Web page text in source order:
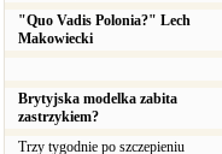
"Quo Vadis Polonia?" Lech
Makowiecki
Brytyjska modelka zabita
zastrzykiem?
Trzy tygodnie po szczepieniu